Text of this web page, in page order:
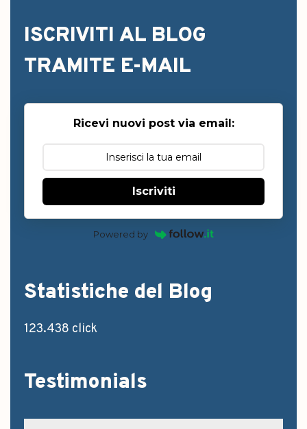
ISCRIVITI AL BLOG
TRAMITE E-MAIL
Ricevi nuovi post via email:
Iscriviti
Powered by
Statistiche del Blog
123.438 click
Testimonials